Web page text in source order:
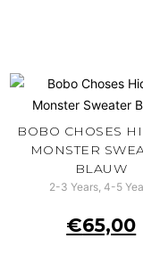
BOBO CHOSES
MONSTER
BLAUW
2-3 Years, 4-5
€65,00